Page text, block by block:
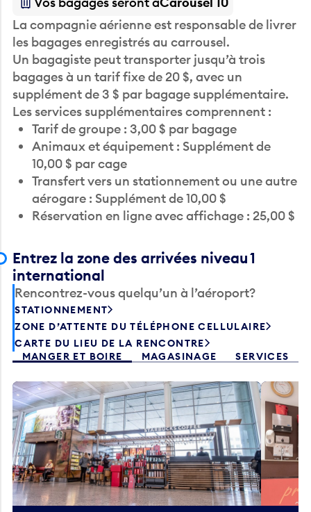
La compagnie aérienne est responsable de livrer
les bagages enregistrés au carrousel.
Un bagagiste peut transporter jusqu’à trois
bagages à un tarif fixe de 20 $, avec un
supplément de 3 $ par bagage supplémentaire.
Les services supplémentaires comprennent :
Tarif de groupe : 3,00 $ par bagage
Animaux et équipement : Supplément de
10,00 $ par cage
Transfert vers un stationnement ou une autre
aérogare : Supplément de 10,00 $
Réservation en ligne avec affichage : 25,00 $
international
Rencontrez-vous quelqu’un à l’aéroport?
STATIONNEMENT
ZONE D’ATTENTE DU TÉLÉPHONE CELLULAIRE
CARTE DU LIEU DE LA RENCONTRE
MANGER ET BOIRE
MAGASINAGE